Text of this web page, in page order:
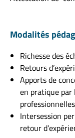
Modalités
Richesse des
Retours
Apports de
en pratique par
Intersession
retour